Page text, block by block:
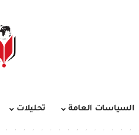
السياسات العامة تحليلات